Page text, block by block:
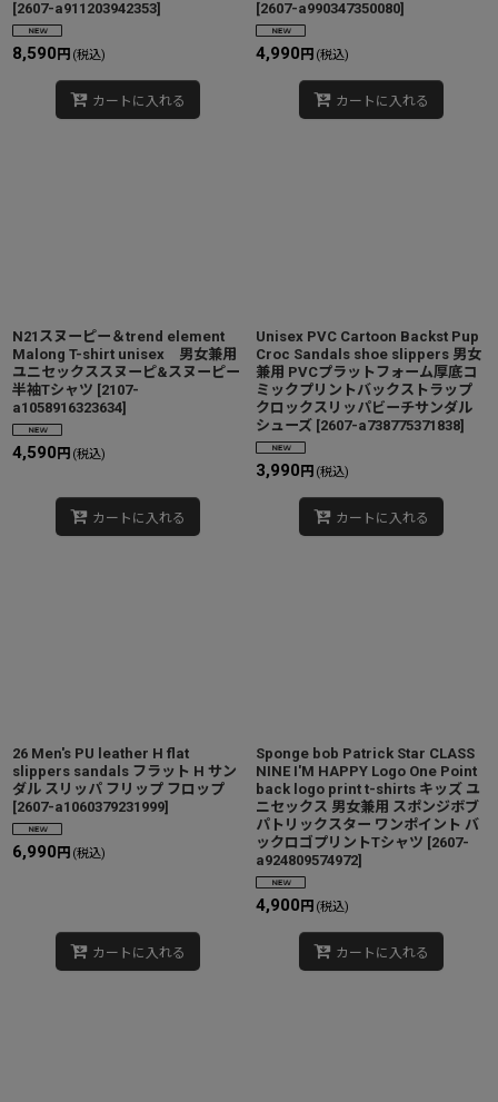
[2607-a911203942353]
8,590 円 (税込)
カートに入れる
[2607-a990347350080]
4,990 円 (税込)
カートに入れる
N21スヌーピー＆trend element
Malong T-shirt unisex 男女兼用
ユニセックススヌーピ&スヌーピー
半袖Tシャツ [2107-
a1058916323634]
4,590 円 (税込)
カートに入れる
Unisex PVC Cartoon Backst Pup
Croc Sandals shoe slippers 男女
兼用 PVCプラットフォーム厚底コ
ミックプリントバックストラップ
クロックスリッパビーチサンダル
シューズ [2607-a738775371838]
3,990 円 (税込)
カートに入れる
26 Men's PU leather H flat
slippers sandals フラット H サン
ダル スリッパ フリップ フロップ
[2607-a1060379231999]
6,990 円 (税込)
カートに入れる
Sponge bob Patrick Star CLASS
NINE I'M HAPPY Logo One Point
back logo print t-shirts キッズ ユ
ニセックス 男女兼用 スポンジボブ
パトリックスター ワンポイント バ
ックロゴプリントTシャツ [2607-
a924809574972]
4,900 円 (税込)
カートに入れる